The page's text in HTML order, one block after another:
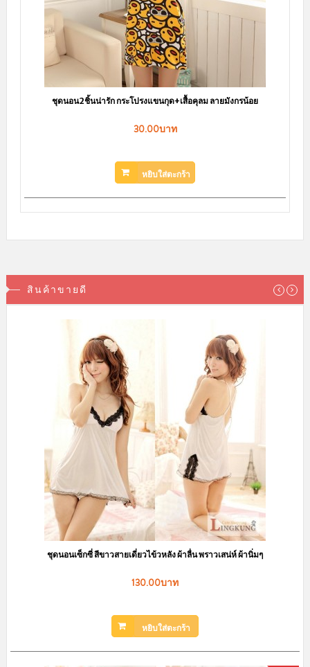
169.00บาท143.00บาท
สินค้าหมดชั่วคราว
สินค้ามาใหม่ล่าสุด
LKS2010050
239.00บาท150.00บาท